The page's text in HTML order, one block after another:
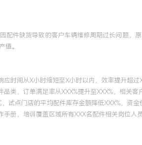
配件缺货导致的客户车辆维修周期过长问题，
值。
应时间从X小时缩短至X小时以内，效率提升超过
类，订单满足率从XXX%提升至XXX%，相关客
试点门店的平均配件库存金额降低XXX%，资
手册，培训覆盖区域所有XXX名配件相关岗位人